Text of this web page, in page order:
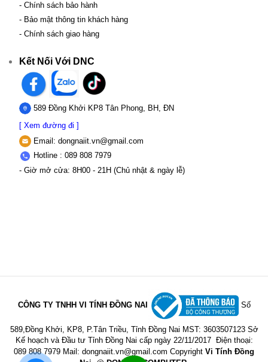
- Chính sách bảo hành
- Bảo mật thông tin khách hàng
- Chính sách giao hàng
Kết Nối Với DNC
589 Đồng Khởi KP8 Tân Phong, BH, ĐN
[ Xem đường đi ]
Email: dongnaiit.vn@gmail.com
Hotline : 089 808 7979
- Giờ mở cửa: 8H00 - 21H (Chủ nhật & ngày lễ)
CÔNG TY TNHH VI TÍNH ĐỒNG NAI Số
589,Đồng Khởi, KP8, P.Tân Triều, Tỉnh Đồng Nai MST: 3603507123 Sở
Kế hoạch và Đầu tư Tỉnh Đồng Nai cấp ngày 22/11/2017 Điện thoại:
089 808 7979 Mail: dongnaiit.vn@gmail.com Copyright Vi Tính Đồng